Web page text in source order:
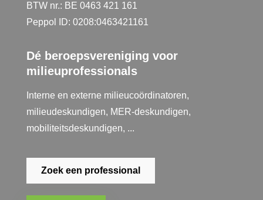
BTW nr.: BE 0463 421 161
Peppol ID: 0208:0463421161
Dé beroepsvereniging voor
milieuprofessionals
Interne en externe milieucoördinatoren,
milieudeskundigen, MER-deskundigen,
mobiliteitsdeskundigen, ...
Zoek een professional